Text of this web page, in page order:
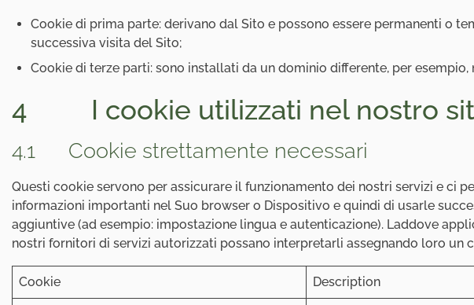
Cookie di prima parte: derivano dal Sito e possono essere permanenti o
successiva visita del Sito;
Cookie di terze parti: sono installati da un dominio differente, per
4 I cookie utilizzati nel nostro
4.1 Cookie strettamente necessari
Questi cookie servono per assicurare il funzionamento dei nostri servizi e ci
informazioni importanti nel Suo browser o Dispositivo e quindi di usarle
aggiuntive (ad esempio: impostazione lingua e autenticazione). Laddove
nostri fornitori di servizi autorizzati possano interpretarli assegnando loro un
Cookie Description